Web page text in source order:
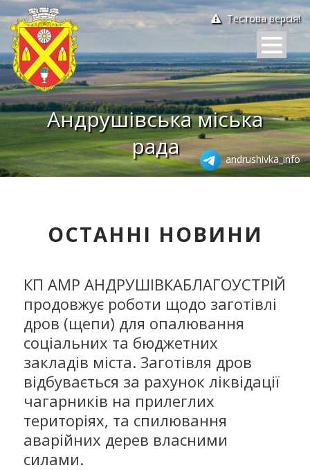
Тестова версія!
Андрушівська міська
рада
andrushivka_info
ОСТАННІ НОВИНИ
КП АМР АНДРУШІВКАБЛАГОУСТРІЙ
продовжує роботи щодо заготівлі
дров (щепи) для опалювання
соціальних та бюджетних
закладів міста. Заготівля дров
відбувається за рахунок ліквідації
чагарників на прилеглих
територіях, та спилювання
аварійних дерев власними
силами.